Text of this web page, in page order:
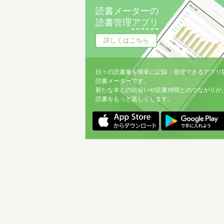
読書メーターの
読書管理アプリ
詳しくはこちら
日々の読書量を簡単に記録・管理できるアプリ
読書メーターです。
新たな本との出会いや読書仲間とのつながりが
読書をもっと楽しくします。